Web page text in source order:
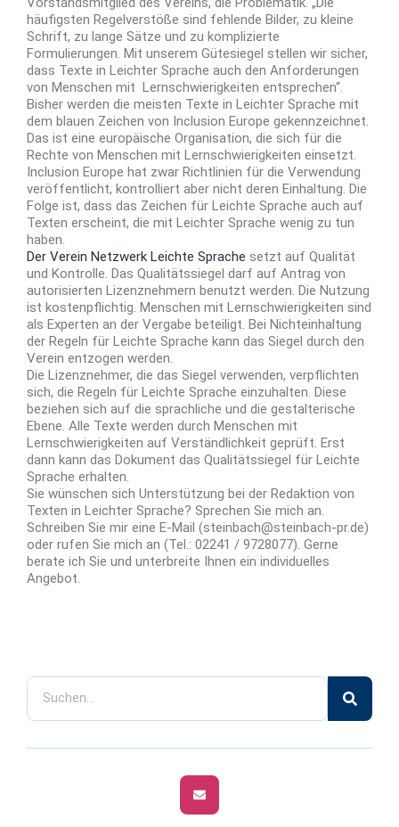
häufigsten Regelverstöße sind fehlende Bilder, zu kleine
Schrift, zu lange Sätze und zu komplizierte
Formulierungen. Mit unserem Gütesiegel stellen wir sicher,
dass Texte in Leichter Sprache auch den Anforderungen
von Menschen mit Lernschwierigkeiten entsprechen“.
Bisher werden die meisten Texte in Leichter Sprache mit
dem blauen Zeichen von Inclusion Europe gekennzeichnet.
Das ist eine europäische Organisation, die sich für die
Rechte von Menschen mit Lernschwierigkeiten einsetzt.
Inclusion Europe hat zwar Richtlinien für die Verwendung
veröffentlicht, kontrolliert aber nicht deren Einhaltung. Die
Folge ist, dass das Zeichen für Leichte Sprache auch auf
Texten erscheint, die mit Leichter Sprache wenig zu tun
haben.
Der Verein Netzwerk Leichte Sprache setzt auf Qualität
und Kontrolle. Das Qualitätssiegel darf auf Antrag von
autorisierten Lizenznehmern benutzt werden. Die Nutzung
ist kostenpflichtig. Menschen mit Lernschwierigkeiten sind
als Experten an der Vergabe beteiligt. Bei Nichteinhaltung
der Regeln für Leichte Sprache kann das Siegel durch den
Verein entzogen werden.
Die Lizenznehmer, die das Siegel verwenden, verpflichten
sich, die Regeln für Leichte Sprache einzuhalten. Diese
beziehen sich auf die sprachliche und die gestalterische
Ebene. Alle Texte werden durch Menschen mit
Lernschwierigkeiten auf Verständlichkeit geprüft. Erst
dann kann das Dokument das Qualitätssiegel für Leichte
Sprache erhalten.
Sie wünschen sich Unterstützung bei der Redaktion von
Texten in Leichter Sprache? Sprechen Sie mich an.
Schreiben Sie mir eine E-Mail (steinbach@steinbach-pr.de)
oder rufen Sie mich an (Tel.: 02241 / 9728077). Gerne
berate ich Sie und unterbreite Ihnen ein individuelles
Angebot.